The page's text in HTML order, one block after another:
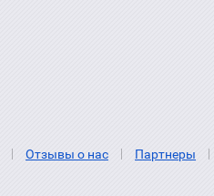
Отзывы о нас Партнеры